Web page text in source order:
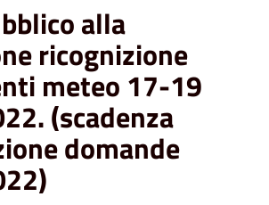
alla
ricognizione
meteo 17-19
(scadenza
domande